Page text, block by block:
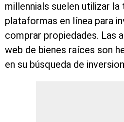
millennials suelen utilizar
plataformas en línea para
comprar propiedades. Las
web de bienes raíces son
en su búsqueda de